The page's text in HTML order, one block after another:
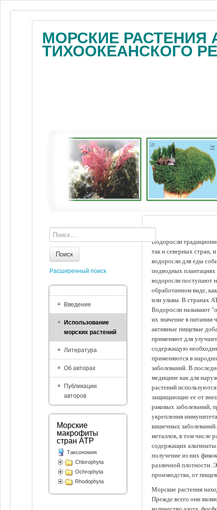
МОРСКИЕ РАСТЕНИЯ
ТИХООКЕАНСКОГО
Водоросли
так и северных стран,
водоросли для еды
подводных
водоросли поступают
обработанном виде,
или ульвы. В странах
Водоросли называют
их значение в питании
активные пищевые
применяют для
содержащую
применяются в
заболеваний. В
медицине как для
растений
защищающие ее от
раковых заболеваний,
укрепления
кишечных
металлов, в том числе
содержащих
получение из них
различной плотности.
производства, от
Морские растения
Прежде всего они
Поиск
Расширенный поиск
Введение
Использование
морских растений
Литература
Об авторах
Публикации
авторов
Морские
макрофиты
стран АТР
Таксономия
Chlorophyta
Ochrophyta
Rhodophyta